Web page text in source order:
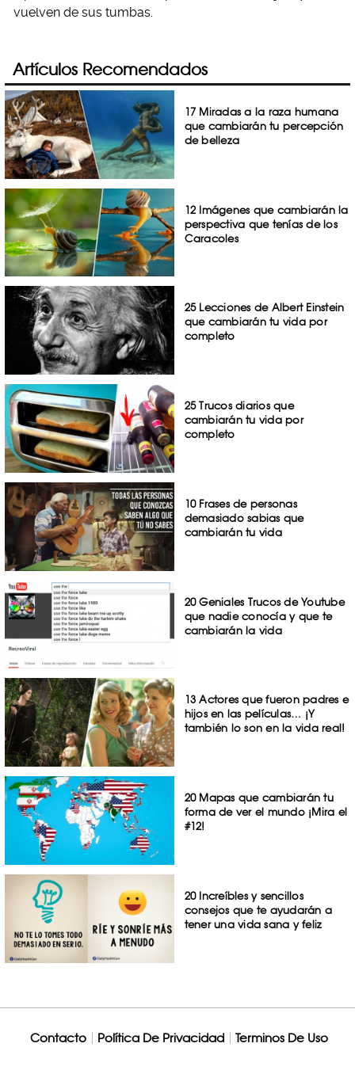
vuelven de sus tumbas.
Artículos Recomendados
17 Miradas a la raza humana
que cambiarán tu percepción
de belleza
12 Imágenes que cambiarán la
perspectiva que tenías de los
Caracoles
25 Lecciones de Albert Einstein
que cambiarán tu vida por
completo
25 Trucos diarios que
cambiarán tu vida por
completo
10 Frases de personas
demasiado sabias que
cambiarán tu vida
20 Geniales Trucos de Youtube
que nadie conocía y que te
cambiarán la vida
13 Actores que fueron padres e
hijos en las películas… ¡Y
también lo son en la vida real!
20 Mapas que cambiarán tu
forma de ver el mundo ¡Mira el
#12!
20 Increíbles y sencillos
consejos que te ayudarán a
tener una vida sana y feliz
Contacto Política De Privacidad Terminos De Uso